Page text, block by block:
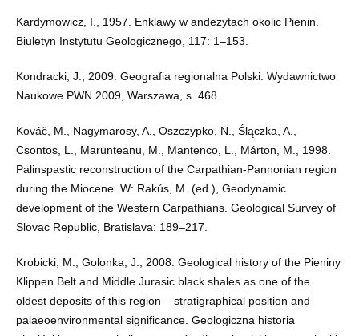
Kardymowicz, I., 1957. Enklawy w andezytach okolic Pienin.
Biuletyn Instytutu Geologicznego, 117: 1–153.
Kondracki, J., 2009. Geografia regionalna Polski. Wydawnictwo
Naukowe PWN 2009, Warszawa, s. 468.
Kováč, M., Nagymarosy, A., Oszczypko, N., Ślączka, A.,
Csontos, L., Marunteanu, M., Mantenco, L., Márton, M., 1998.
Palinspastic reconstruction of the Carpathian-Pannonian region
during the Miocene. W: Rakús, M. (ed.), Geodynamic
development of the Western Carpathians. Geological Survey of
Slovac Republic, Bratislava: 189–217.
Krobicki, M., Golonka, J., 2008. Geological history of the Pieniny
Klippen Belt and Middle Jurasic black shales as one of the
oldest deposits of this region – stratigraphical position and
palaeoenvironmental significance. Geologiczna historia